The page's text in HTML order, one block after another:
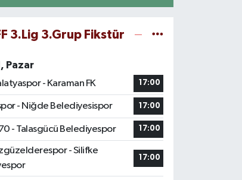
3.Lig 3.Grup Fikstür
Pazar
- Karaman FK
17:00
- Niğde Belediyesispor 17:00
- Talasgücü Belediyespor 17:00
- Silifke
17:00